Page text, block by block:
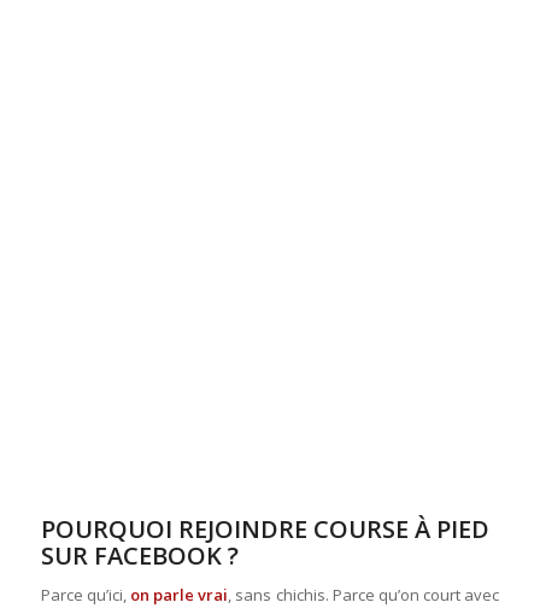
POURQUOI REJOINDRE COURSE À PIED
SUR FACEBOOK ?
Parce qu’ici, on parle vrai, sans chichis. Parce qu’on court avec